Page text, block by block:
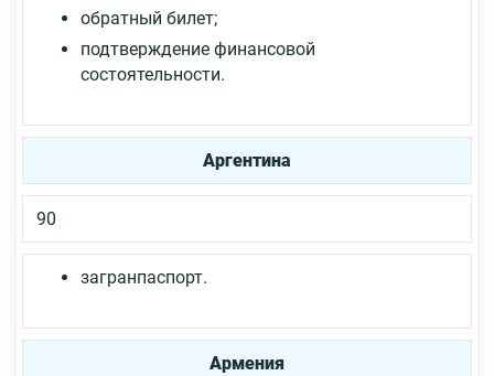
обратный билет;
подтверждение финансовой
состоятельности.
Аргентина
90
загранпаспорт.
Армения